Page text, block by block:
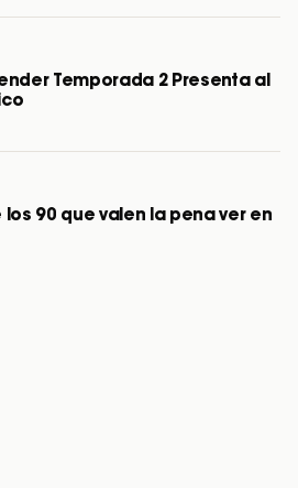
Temporada 2 Presenta al
90 que valen la pena ver en